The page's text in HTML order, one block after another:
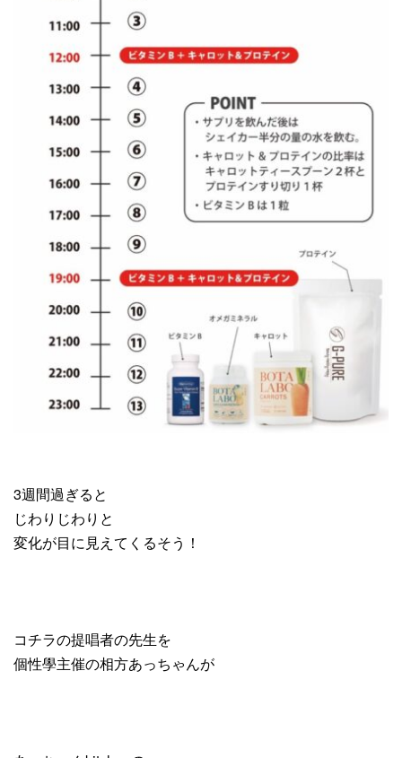
3週間過ぎると
じわりじわりと
変化が目に見えてくるそう！
コチラの提唱者の先生を
個性學主催の相方あっちゃんが